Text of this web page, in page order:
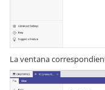
La ventana